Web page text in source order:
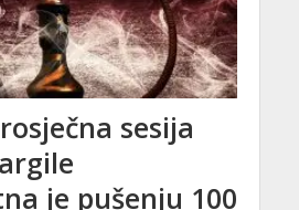
sesija
je pušenju 100